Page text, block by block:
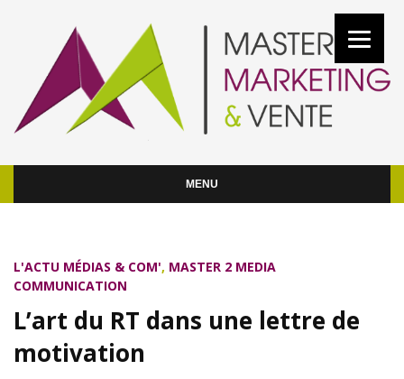
MENU
L'ACTU MÉDIAS & COM', MASTER 2 MEDIA
COMMUNICATION
L’art du RT dans une lettre de
motivation